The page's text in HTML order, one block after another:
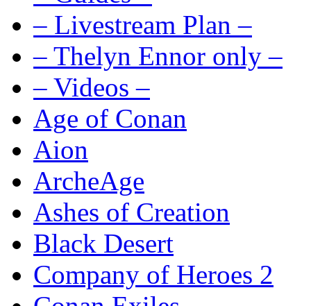
– Livestream Plan –
– Thelyn Ennor only –
– Videos –
Age of Conan
Aion
ArcheAge
Ashes of Creation
Black Desert
Company of Heroes 2